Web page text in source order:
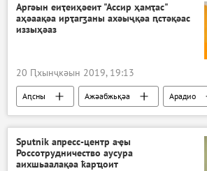
Аргәын еиҭеиҳәеит "Ассир ҳамҭас"
аҳәаақәа ирҭагӡаны ахәыҷқәа ԥстәқәас
иззыҳәаз
20 Ԥхынҷкәын 2019, 19:13
Аԥсны Ажәабжьқәа Арадио
Sputnik апресс-центр аҿы
Россотрудничество аусура
аихшьаалақәа ҟарҵоит